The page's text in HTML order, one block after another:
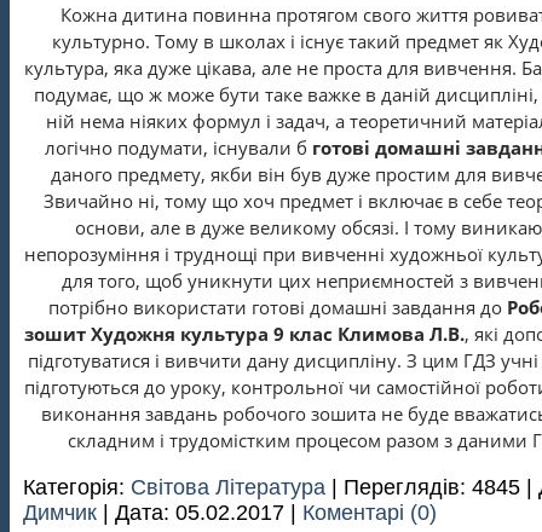
Кожна дитина повинна протягом свого життя
культурно. Тому в школах і існує такий предмет як
культура, яка дуже цікава, але не проста для вивчення.
подумає, що ж може бути таке важке в даній
ній нема ніяких формул і задач, а теоретичний
логічно подумати, існували б готові домашні
даного предмету, якби він був дуже простим для
Звичайно ні, тому що хоч предмет і включає в себе
основи, але в дуже великому обсязі. І тому
непорозуміння і труднощі при вивченні художньої
для того, щоб уникнути цих неприємностей з
потрібно використати готові домашні завдання до
зошит Художня культура 9 клас Климова Л.В., які
підготуватися і вивчити дану дисципліну. З цим ГДЗ
підготуються до уроку, контрольної чи самостійної
виконання завдань робочого зошита не буде
складним і трудомістким процесом разом з даними
Категорія: Світова Література | Переглядів: 4845
Димчик | Дата: 05.02.2017 Коментарі (0)